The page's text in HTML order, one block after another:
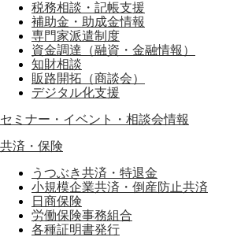
税務相談・記帳支援
補助金・助成金情報
専門家派遣制度
資金調達（融資・金融情報）
知財相談
販路開拓（商談会）
デジタル化支援
セミナー・イベント・相談会情報
共済・保険
うつぶき共済・特退金
小規模企業共済・倒産防止共済
日商保険
労働保険事務組合
各種証明書発行